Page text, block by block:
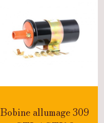
Bobine allumage 309